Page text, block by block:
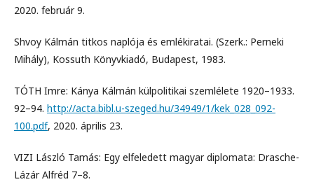
2020. február 9.
Shvoy Kálmán titkos naplója és emlékiratai. (Szerk.: Perneki
Mihály), Kossuth Könyvkiadó, Budapest, 1983.
TÓTH Imre: Kánya Kálmán külpolitikai szemlélete 1920–1933.
92–94. http://acta.bibl.u-szeged.hu/34949/1/kek_028_092-
100.pdf, 2020. április 23.
VIZI László Tamás: Egy elfeledett magyar diplomata: Drasche-
Lázár Alfréd 7–8.